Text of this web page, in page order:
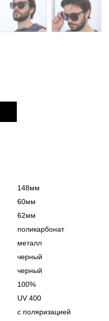
148мм
60мм
62мм
поликарбонат
металл
черный
черный
100%
UV 400
с поляризацией